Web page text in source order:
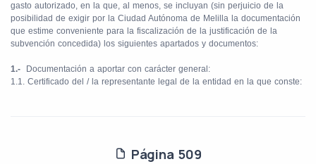
gasto autorizado, en la que, al menos, se incluyan (sin perjuicio de la
posibilidad de exigir por la Ciudad Autónoma de Melilla la documentación
que estime conveniente para la fiscalización de la justificación de la
subvención concedida) los siguientes apartados y documentos:
1.-
Documentación a aportar con carácter general:
1.1. Certificado del / la representante legal de la entidad en la que conste:
Página 509